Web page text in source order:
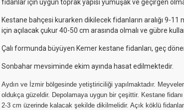
fidanlar için uygun toprak yapısı yumuşak ve geçirgen
Kestane bahçesi kurarken dikilecek fidanların aralığı 9-11
için açılacak çukur 40-50 cm arasında olmalı ve gübre
Çalı formunda büyüyen Kemer kestane fidanları, geç
Sonbahar mevsiminde ekim ayında hasat edilmektedir.
Aydın ve İzmir bölgesinde yetiştiriciliği yapılmaktadır.
oldukça güzeldir. Depolamaya uygun bir çeşittir. Kestane
2-3 cm üzerinde kalacak şekilde dikilmelidir. Açık köklü